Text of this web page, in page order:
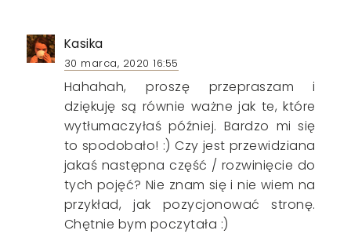
Kasika
30 marca, 2020 16:55
Hahahah, proszę przepraszam i
dziękuję są równie ważne jak te, które
wytłumaczyłaś później. Bardzo mi się
to spodobało! :) Czy jest przewidziana
jakaś następna część / rozwinięcie do
tych pojęć? Nie znam się i nie wiem na
przykład, jak pozycjonować stronę.
Chętnie bym poczytała :)